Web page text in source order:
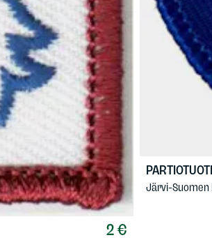
2 €
Järvi-Suomen